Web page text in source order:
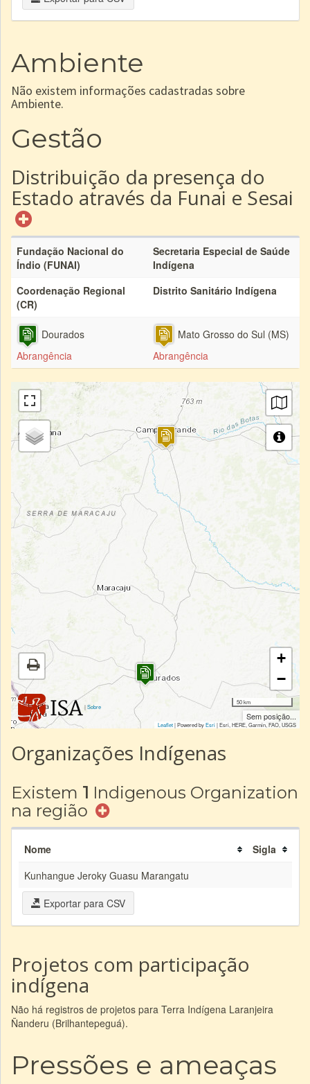
Ambiente
Não existem informações cadastradas sobre
Ambiente.
Gestão
Distribuição da presença do
Estado através da Funai e Sesai
Fundação Nacional do
Índio (FUNAI)
Secretaria Especial de Saúde
Indígena
Coordenação Regional
(CR)
Distrito Sanitário Indígena
Dourados
Abrangência
Mato Grosso do Sul (MS)
Abrangência
|Sobre
+
−
50 km
Sem posição...
Leaflet| Powered byEsri|Esri, HERE, Garmin, FAO, USGS
Organizações Indígenas
Existem 1 Indigenous Organization
na região
Nome
Sigla
Kunhangue Jeroky Guasu Marangatu
Exportar para CSV
Projetos com participação
indígena
Não há registros de projetos para Terra Indígena Laranjeira
Ñanderu (Brilhantepeguá).
Pressões e ameaças